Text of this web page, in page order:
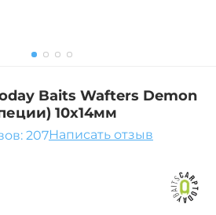
Baits Wafters Demon
10х14мм
207Написать отзыв